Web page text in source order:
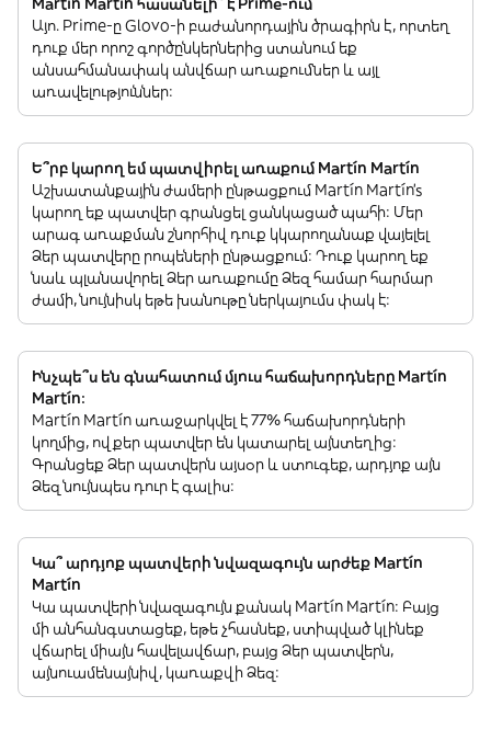
Այո. Prime-ը Glovo-ի բաժանորդային ծրագիրն է, որտեղ
դուք մեր որոշ գործընկերներից ստանում եք
անսահմանափակ անվճար առաքումներ և այլ
առավելություններ:
Ե՞րբ կարող եմ պատվիրել առաքում Martín Martín
Աշխատանքային ժամերի ընթացքում Martín Martín’s
կարող եք պատվեր գրանցել ցանկացած պահի: Մեր
արագ առաքման շնորհիվ դուք կկարողանաք վայելել
Ձեր պատվերը րոպեների ընթացքում: Դուք կարող եք
նաև պլանավորել Ձեր առաքումը Ձեզ համար հարմար
ժամի, նույնիսկ եթե խանութը ներկայումս փակ է:
Ինչպե՞ս են գնահատում մյուս հաճախորդները Martín
Martín:
Martín Martín առաջարկվել է 77% հաճախորդների
կողմից, ովքեր պատվեր են կատարել այնտեղից:
Գրանցեք Ձեր պատվերն այսօր և ստուգեք, արդյոք այն
Ձեզ նույնպես դուր է գալիս:
Կա՞ արդյոք պատվերի նվազագույն արժեք Martín
Martín
Կա պատվերի նվազագույն քանակ Martín Martín: Բայց
մի անհանգստացեք, եթե չհասնեք, ստիպված կլինեք
վճարել միայն հավելավճար, բայց Ձեր պատվերն,
այնուամենայնիվ, կառաքվի Ձեզ: